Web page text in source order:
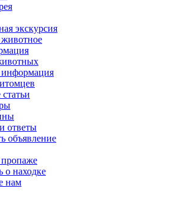
экскурсия
животное
информация
ответы
объявление
пропаже
о находке
нам